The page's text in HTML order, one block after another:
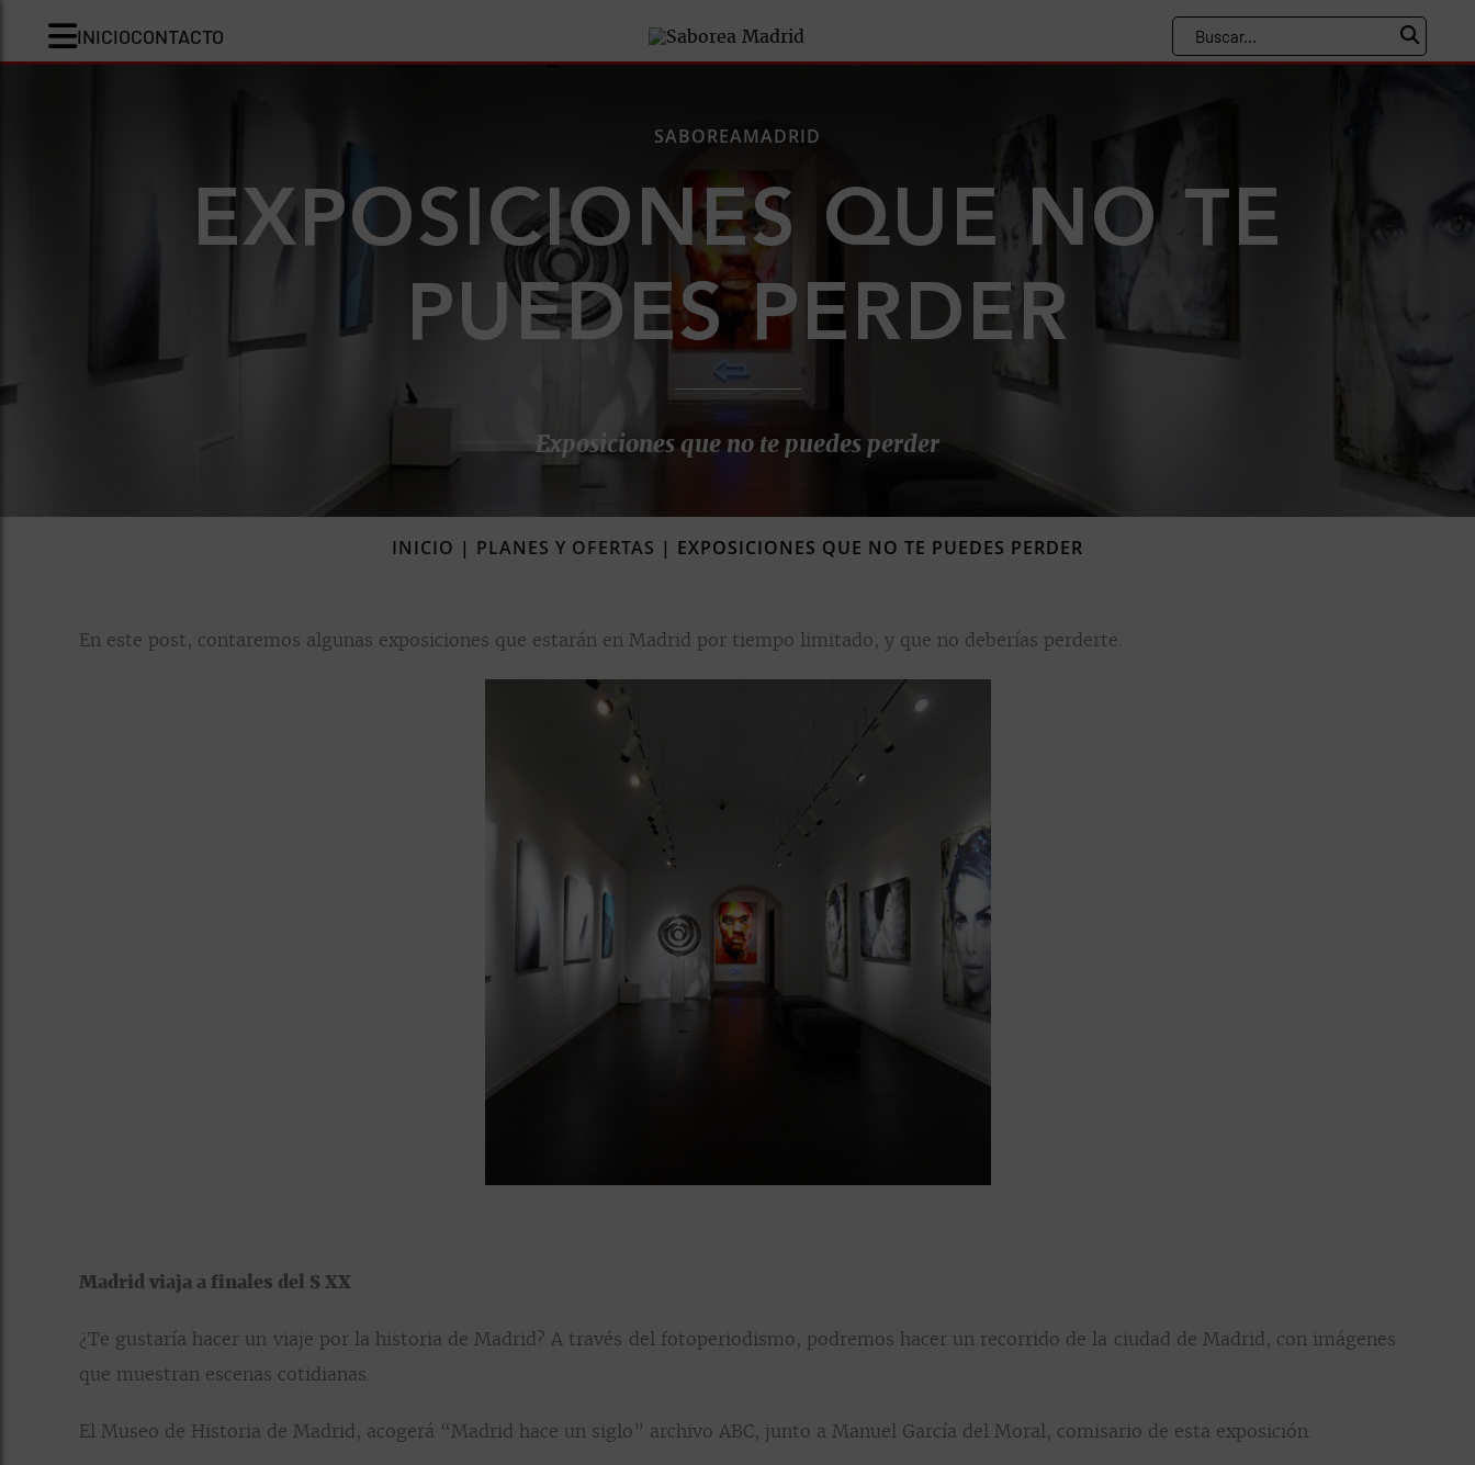
INICIOCONTACTO
SABOREAMADRID
EXPOSICIONES QUE NO TE
PUEDES PERDER
Exposiciones que no te puedes perder
INICIO | PLANES Y OFERTAS | EXPOSICIONES QUE NO TE PUEDES PERDER
En este post, contaremos algunas exposiciones que estarán en Madrid por tiempo limitado, y que no deberías perderte.
Madrid viaja a finales del S XX
¿Te gustaría hacer un viaje por la historia de Madrid? A través del fotoperiodismo, podremos hacer un recorrido de la ciudad de Madrid, con imágenes
que muestran escenas cotidianas.
El Museo de Historia de Madrid, acogerá “Madrid hace un siglo” archivo ABC, junto a Manuel García del Moral, comisario de esta exposición.